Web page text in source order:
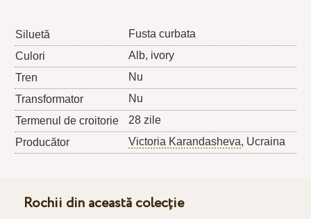
Siluetă
Fusta curbata
Culori
Alb, ivory
Tren
Nu
Transformator
Nu
Termenul de croitorie
28 zile
Producător
Victoria Karandasheva, Ucraina
Rochii din această colecție